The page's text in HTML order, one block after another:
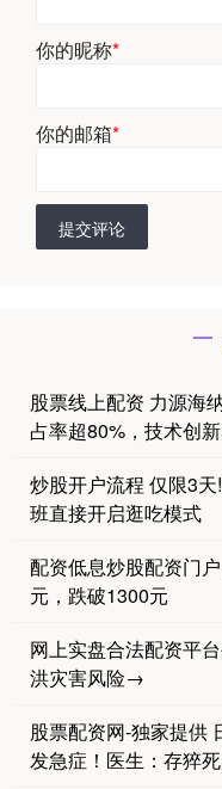
你的昵称*
你的邮箱*
提交评论
股票线上配资 力源海
占率超80%，技术创
炒股开户流程 仅限3
班直接开启逛吃模式
配资低息炒股配资门
元，跌破1300元
网上实盘合法配资平
洪灾害风险→
股票配资网-独家提供
发急症！医生：存猝